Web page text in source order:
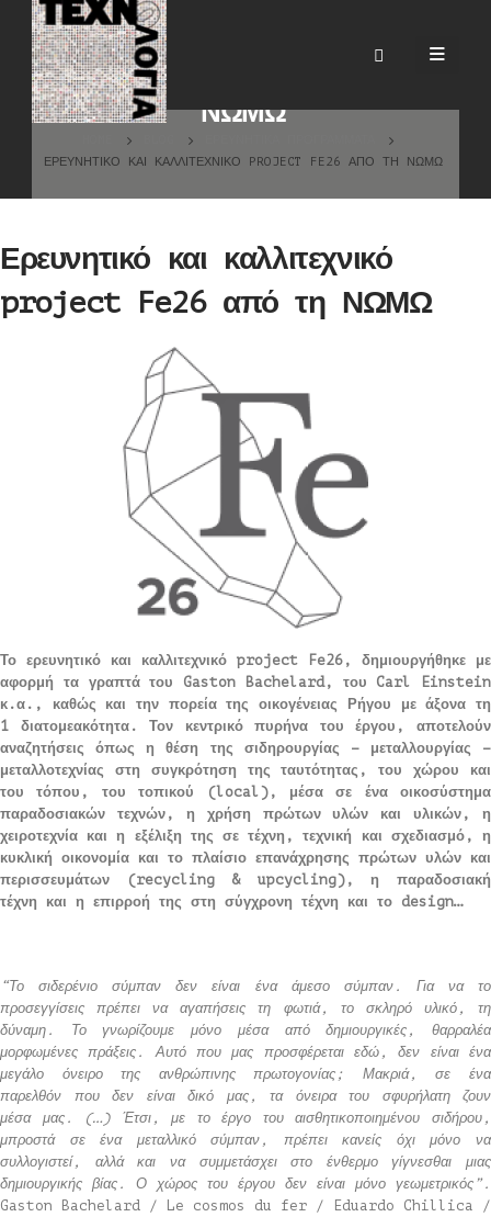
Ερευνητικό και καλλιτεχνικό
project Fe26 από τη
ΝΩΜΩ
ΕΡΕΥΝΗΤΙΚΌ ΚΑΙ ΚΑΛΛΙΤΕΧΝΙΚΌ PROJECT FE26 ΑΠΌ ΤΗ ΝΩΜΩ
Ερευνητικό και καλλιτεχνικό
project Fe26 από τη ΝΩΜΩ
Το ερευνητικό και καλλιτεχνικό project Fe26, δημιουργήθηκε με
αφορμή τα γραπτά του Gaston Bachelard, του Carl Einstein
κ.α., καθώς και την πορεία της οικογένειας Ρήγου με άξονα τη
1 διατομεακότητα. Τον κεντρικό πυρήνα του έργου, αποτελούν
αναζητήσεις όπως η θέση της σιδηρουργίας – μεταλλουργίας –
μεταλλοτεχνίας στη συγκρότηση της ταυτότητας, του χώρου και
του τόπου, του τοπικού (local), μέσα σε ένα οικοσύστημα
παραδοσιακών τεχνών, η χρήση πρώτων υλών και υλικών, η
χειροτεχνία και η εξέλιξη της σε τέχνη, τεχνική και σχεδιασμό, η
κυκλική οικονομία και το πλαίσιο επανάχρησης πρώτων υλών και
περισσευμάτων (recycling & upcycling), η παραδοσιακή
τέχνη και η επιρροή της στη σύγχρονη τέχνη και το design…
“Το σιδερένιο σύμπαν δεν είναι ένα άμεσο σύμπαν. Για να το
προσεγγίσεις πρέπει να αγαπήσεις τη φωτιά, το σκληρό υλικό, τη
δύναμη. Το γνωρίζουμε μόνο μέσα από δημιουργικές, θαρραλέα
μορφωμένες πράξεις. Αυτό που μας προσφέρεται εδώ, δεν είναι ένα
μεγάλο όνειρο της ανθρώπινης πρωτογονίας; Μακριά, σε ένα
παρελθόν που δεν είναι δικό μας, τα όνειρα του σφυρήλατη ζουν
μέσα μας. (…) Έτσι, με το έργο του αισθητικοποιημένου σιδήρου,
μπροστά σε ένα μεταλλικό σύμπαν, πρέπει κανείς όχι μόνο να
συλλογιστεί, αλλά και να συμμετάσχει στο ένθερμο γίγνεσθαι μιας
δημιουργικής βίας. Ο χώρος του έργου δεν είναι μόνο γεωμετρικός”.
Gaston Bachelard / Le cosmos du fer / Eduardo Chillica /